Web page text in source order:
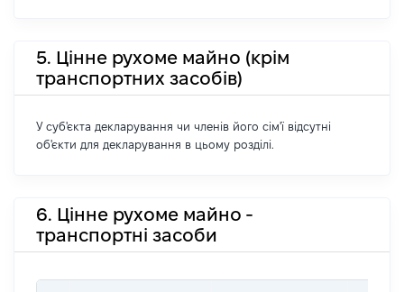
5. Цінне рухоме майно (крім
транспортних засобів)
У суб'єкта декларування чи членів його сім'ї відсутні
об'єкти для декларування в цьому розділі.
6. Цінне рухоме майно -
транспортні засоби